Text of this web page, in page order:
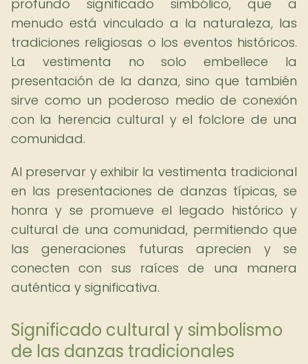
profundo significado simbólico, que a
menudo está vinculado a la naturaleza, las
tradiciones religiosas o los eventos históricos.
La vestimenta no solo embellece la
presentación de la danza, sino que también
sirve como un poderoso medio de conexión
con la herencia cultural y el folclore de una
comunidad.
Al preservar y exhibir la vestimenta tradicional
en las presentaciones de danzas típicas, se
honra y se promueve el legado histórico y
cultural de una comunidad, permitiendo que
las generaciones futuras aprecien y se
conecten con sus raíces de una manera
auténtica y significativa.
Significado cultural y simbolismo
de las danzas tradicionales